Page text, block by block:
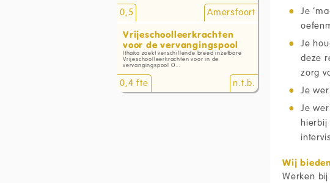
Je
Je
deze
zorg
Je
Je
hierbij
Wij
Werken
0,5
Amersfoort
Vrijeschoolleerkrachten
voor de vervangingspool
Ithaka zoekt verschillende breed inzetbare
Vrijeschoolleerkrachten voor in de
vervangingspool O...
0,4 fte n.t.b.